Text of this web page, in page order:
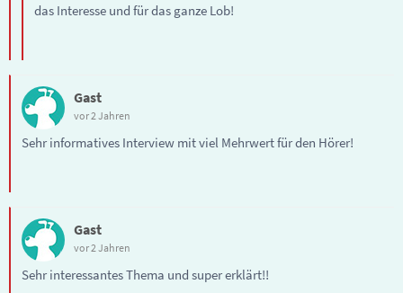
das Interesse und für das ganze Lob!
Gast
vor 2 Jahren
Sehr informatives Interview mit viel Mehrwert für den Hörer!
Gast
vor 2 Jahren
Sehr interessantes Thema und super erklärt!!